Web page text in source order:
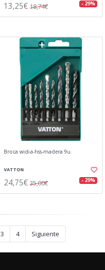
13,25€ 18,74€ - 29%
Broca widia-hss-madera 9u.
VATTON
24,75€ 35,00€ - 29%
3 4 Siguiente